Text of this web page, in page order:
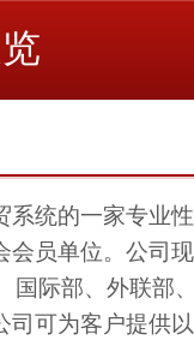
系统的一家专业性
会员单位。公司现
国际部、外联部
司可为客户提供以